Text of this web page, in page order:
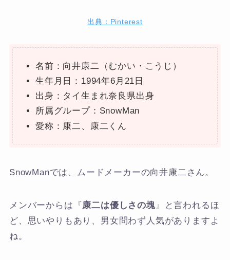
出典：Pinterest
名前：向井康二（むかい・こうじ）
生年月日：1994年6月21日
出身：タイ生まれ奈良県出身
所属グループ：SnowMan
愛称：康二、康二くん
SnowManでは、ムードメーカーの向井康二さん。
メンバーからは『 康二は優しさの塊』と言われるほ
ど、思いやりもあり、男女問わず人気がありますよ
ね。